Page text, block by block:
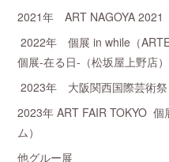
2021年 ART NAGOYA 2021
2022年 個展 in while（ARTE
個展-在る日-（松坂屋上野店）
2023年 大阪関西国際芸術祭
2023年 ART FAIR TOKYO 個
ム）
他グルー展